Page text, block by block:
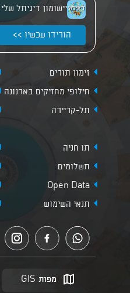
יישומון דיגיתל שלי
הורידו עכשיו >>
זימון תורים
חילופי מחזיקים בארנונה
תל-קריירה
תו חניה
תשלומים
Open Data
תנאי השימוש
מפות GIS